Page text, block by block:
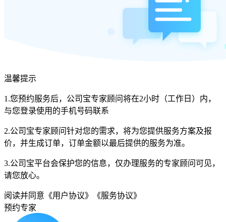
温馨提示
1.您预约服务后，公司宝专家顾问将在2小时（工作日）内，
与您登录使用的手机号码联系
2.公司宝专家顾问针对您的需求，将为您提供服务方案及报
价，并生成订单，订单金额以最后提供的服务为准。
3.公司宝平台会保护您的信息，仅办理服务的专家顾问可见，
请您放心。
阅读并同意 《用户协议》
《服务协议》
预约专家